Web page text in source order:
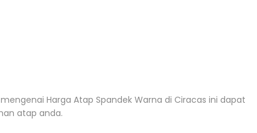
Harga Atap Spandek Warna di Ciracas ini dapat
atap anda.